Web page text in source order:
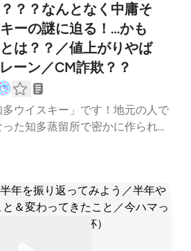
？？なんとなく中庸そ
ーの謎に迫る！…かも
は？？／値上がりやば
ーン／CM詐欺？？
ウイスキー」です！地元の人で
た知多蒸留所で密かに作られて
ト？？？お酒飲む人からは全く
スキーの微妙な立ち位置に迫り
なら私が知多市出身だから！